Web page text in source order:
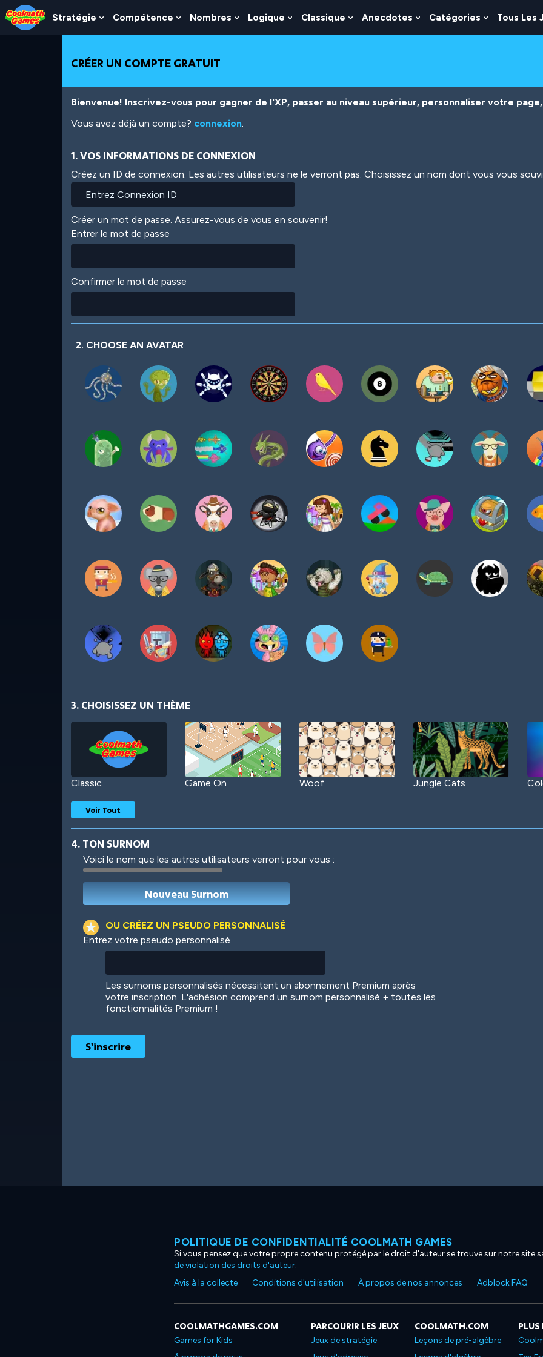
Skip
to
Top
Skip
to
Navigation
Skip
to
Main
Skip
to
Footer
Aller
au
contenu
Stratégie
Show
Submenu
Stratégie
Compétence
Show
Submenu
Compétence
Nombres
Show
Submenu
Logique
Show
Submenu
Classique
Show
Submenu
Anecdotes
Show
Submenu
Catégories
Show
Submenu
Tous Les
CRÉER UN COMPTE GRATUIT
Bienvenue! Inscrivez-vous pour gagner de l'XP, passer au niveau supérieur, personnaliser votre
Vous avez déjà un compte? connexion.
1. VOS INFORMATIONS DE CONNEXION
Créez un ID de connexion. Les autres utilisateurs ne le verront pas. Choisissez un nom dont vous vous
Créer un mot de passe. Assurez-vous de vous en souvenir!
Entrer le mot de passe
Confirmer le mot de passe
2. CHOOSE AN AVATAR
3. CHOISISSEZ UN THÈME
Classic Game On Woof Jungle Cats
Robotic International
Ooh! Aah!
Voir Tout
4. TON SURNOM
Voici le nom que les autres utilisateurs verront pour vous :
OU CRÉEZ UN PSEUDO PERSONNALISÉ
Entrez votre pseudo personnalisé
Les surnoms personnalisés nécessitent un abonnement Premium après
votre inscription. L'adhésion comprend un surnom personnalisé + toutes les
fonctionnalités Premium !
POLITIQUE DE CONFIDENTIALITÉ COOLMATH GAMES
Si vous pensez que votre propre contenu protégé par le droit d'auteur se trouve sur notre site
de violation des droits d'auteur.
Avis à la collecte
Conditions d'utilisation À propos de nos annonces Adblock FAQ
COOLMATHGAMES.COM
Games for Kids
PARCOURIR LES JEUX
Jeux de stratégie
COOLMATH.COM
Leçons de pré-algèbre
PLUS